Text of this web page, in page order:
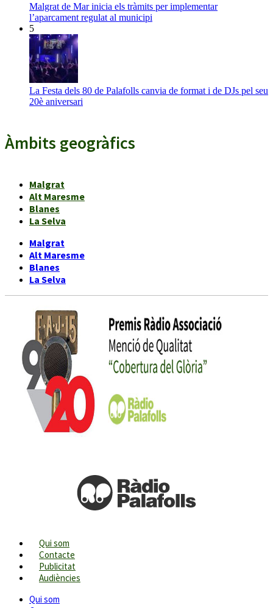
Malgrat de Mar inicia els tràmits per implementar
l’aparcament regulat al municipi
5
La Festa dels 80 de Palafolls canvia de format i de DJs pel seu
20è aniversari
Àmbits geogràfics
Malgrat
Alt Maresme
Blanes
La Selva
Malgrat
Alt Maresme
Blanes
La Selva
Qui som
Contacte
Publicitat
Audiències
Qui som